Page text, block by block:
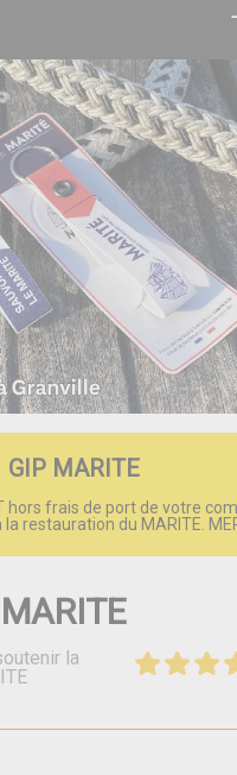
GIP MARITE
hors frais de port de votre
restauration du MARITE.
la